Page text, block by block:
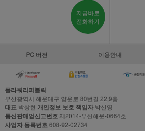
지금바로
전화하기
PC 버전 이용안내
플라워리퍼블릭
부산광역시 해운대구 양운로 80번길 22,9층
대표 박상현 개인정보 보호 책임자 박신영
통신판매업신고번호제2014-부산해운-0664호
사업자 등록번호608-92-02734